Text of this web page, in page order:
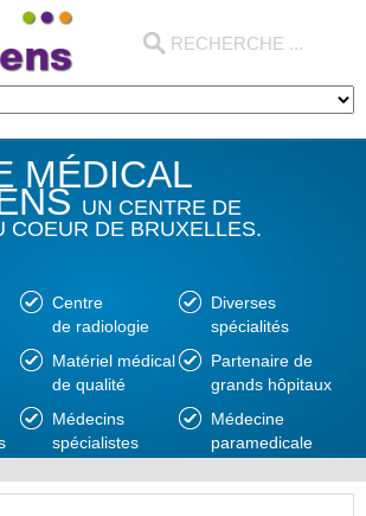
MÉDICAL
UN CENTRE DE
COEUR DE BRUXELLES.
Centre
de radiologie
Matériel médical
de qualité
Médecins
spécialistes
Diverses
spécialités
Partenaire de
grands hôpitaux
Médecine
paramedicale